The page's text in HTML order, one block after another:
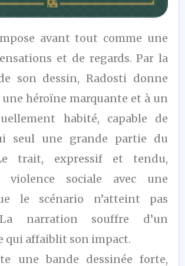
avant tout comme une
et de regards. Par la
son dessin, Radosti donne
une héroïne marquante et à un
habité, capable de
seul une grande partie du
trait, expressif et tendu,
violence sociale avec une
le scénario n’atteint pas
narration souffre d’un
qui affaiblit son impact.
une bande dessinée forte,